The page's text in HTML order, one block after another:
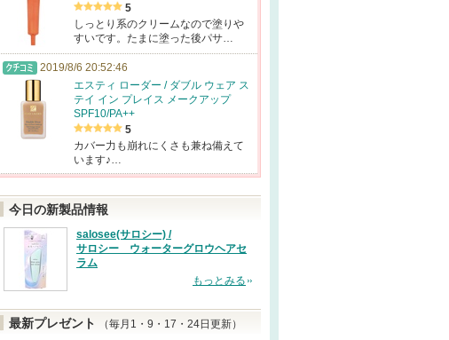
5
しっとり系のクリームなので塗りや
すいです。たまに塗った後パサ…
2019/8/6 20:52:46
エスティ ローダー / ダブル ウェア ス
テイ イン プレイス メークアップ
SPF10/PA++
5
カバー力も崩れにくさも兼ね備えて
います♪…
今日の新製品情報
salosee(サロシー) /
サロシー ウォーターグロウヘアセ
ラム
もっとみる
最新プレゼント
（毎月1・9・17・24日更新）